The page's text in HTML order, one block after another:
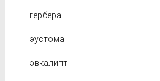
гербера
эустома
эвкалипт